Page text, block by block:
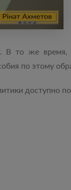
В то же время,
по этому
доступно